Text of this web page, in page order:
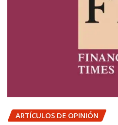
ARTÍCULOS DE OPINIÓN